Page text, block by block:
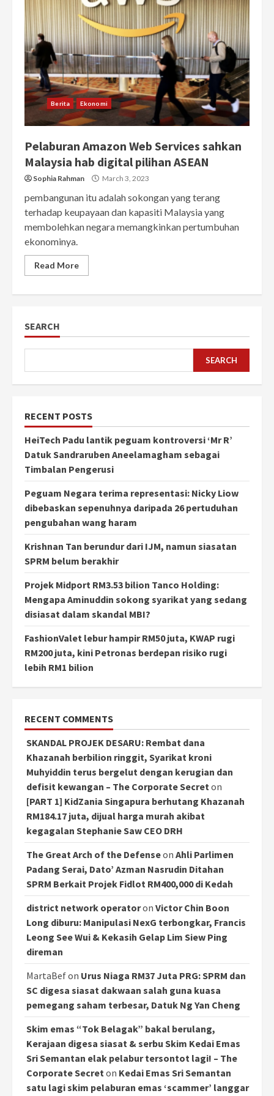
Berita Ekonomi
Pelaburan Amazon Web Services sahkan
Malaysia hab digital pilihan ASEAN
Sophia Rahman March 3, 2023
pembangunan itu adalah sokongan yang terang
terhadap keupayaan dan kapasiti Malaysia yang
membolehkan negara memangkinkan pertumbuhan
ekonominya.
Read More
SEARCH
SEARCH
RECENT POSTS
HeiTech Padu lantik peguam kontroversi ‘Mr R’
Datuk Sandraruben Aneelamagham sebagai
Timbalan Pengerusi
Peguam Negara terima representasi: Nicky Liow
dibebaskan sepenuhnya daripada 26 pertuduhan
pengubahan wang haram
Krishnan Tan berundur dari IJM, namun siasatan
SPRM belum berakhir
Projek Midport RM3.53 bilion Tanco Holding:
Mengapa Aminuddin sokong syarikat yang sedang
disiasat dalam skandal MBI?
FashionValet lebur hampir RM50 juta, KWAP rugi
RM200 juta, kini Petronas berdepan risiko rugi
lebih RM1 bilion
RECENT COMMENTS
SKANDAL PROJEK DESARU: Rembat dana
Khazanah berbilion ringgit, Syarikat kroni
Muhyiddin terus bergelut dengan kerugian dan
defisit kewangan – The Corporate Secreton
[PART 1] KidZania Singapura berhutang Khazanah
RM184.17 juta, dijual harga murah akibat
kegagalan Stephanie Saw CEO DRH
The Great Arch of the Defenseon Ahli Parlimen
Padang Serai, Dato’ Azman Nasrudin Ditahan
SPRM Berkait Projek Fidlot RM400,000 di Kedah
district network operatoron Victor Chin Boon
Long diburu: Manipulasi NexG terbongkar, Francis
Leong See Wui & Kekasih Gelap Lim Siew Ping
direman
MartaBefon Urus Niaga RM37 Juta PRG: SPRM dan
SC digesa siasat dakwaan salah guna kuasa
pemegang saham terbesar, Datuk Ng Yan Cheng
Skim emas “Tok Belagak” bakal berulang,
Kerajaan digesa siasat & serbu Skim Kedai Emas
Sri Semantan elak pelabur tersontot lagi! – The
Corporate Secreton Kedai Emas Sri Semantan
satu lagi skim pelaburan emas ‘scammer’ langgar